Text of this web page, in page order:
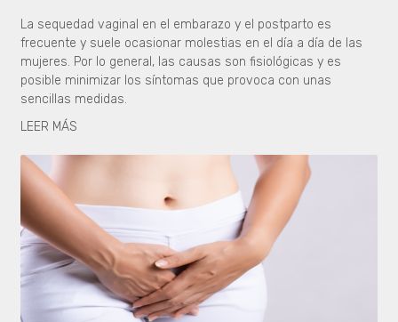
La sequedad vaginal en el embarazo y el postparto es
frecuente y suele ocasionar molestias en el día a día de las
mujeres. Por lo general, las causas son fisiológicas y es
posible minimizar los síntomas que provoca con unas
sencillas medidas.
LEER MÁS